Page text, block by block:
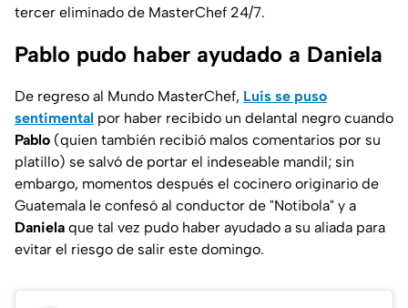
tercer eliminado de MasterChef 24/7.
Pablo pudo haber ayudado a Daniela
De regreso al Mundo MasterChef, Luis se puso
sentimental por haber recibido un delantal negro cuando
Pablo (quien también recibió malos comentarios por su
platillo) se salvó de portar el indeseable mandil; sin
embargo, momentos después el cocinero originario de
Guatemala le confesó al conductor de "Notibola" y a
Daniela que tal vez pudo haber ayudado a su aliada para
evitar el riesgo de salir este domingo.